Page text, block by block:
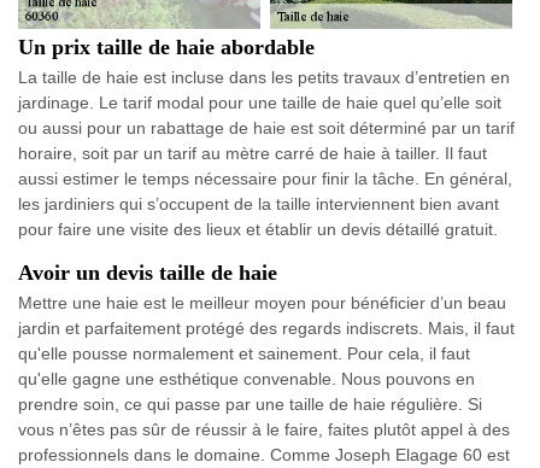
Un prix taille de haie abordable
La taille de haie est incluse dans les petits travaux d’entretien en
jardinage. Le tarif modal pour une taille de haie quel qu’elle soit
ou aussi pour un rabattage de haie est soit déterminé par un tarif
horaire, soit par un tarif au mètre carré de haie à tailler. Il faut
aussi estimer le temps nécessaire pour finir la tâche. En général,
les jardiniers qui s’occupent de la taille interviennent bien avant
pour faire une visite des lieux et établir un devis détaillé gratuit.
Avoir un devis taille de haie
Mettre une haie est le meilleur moyen pour bénéficier d’un beau
jardin et parfaitement protégé des regards indiscrets. Mais, il faut
qu'elle pousse normalement et sainement. Pour cela, il faut
qu'elle gagne une esthétique convenable. Nous pouvons en
prendre soin, ce qui passe par une taille de haie régulière. Si
vous n’êtes pas sûr de réussir à le faire, faites plutôt appel à des
professionnels dans le domaine. Comme Joseph Elagage 60 est